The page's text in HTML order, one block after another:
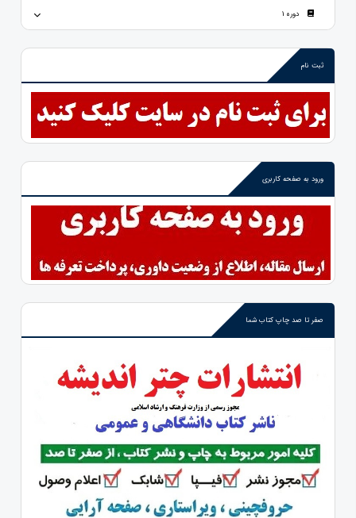
دوره 1
ثبت نام
ورود به صفحه کاربری
صفر تا صد چاپ کتاب شما